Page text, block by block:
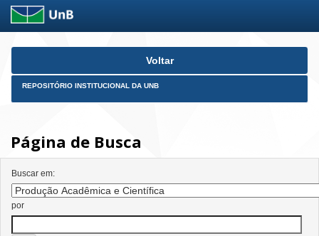
Skip
Voltar
REPOSITÓRIO INSTITUCIONAL DA UNB
Página de Busca
Buscar em:
por